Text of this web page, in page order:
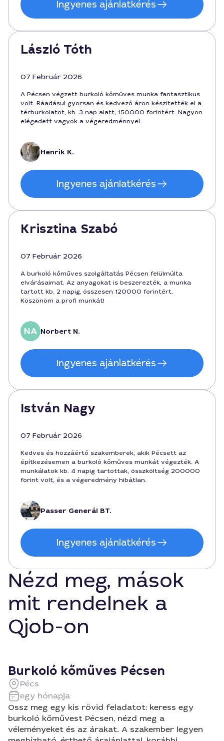
Ingyenes ajánlatkérés
László Tóth
07 Február 2026
A Pécsen végzett burkoló kőműves munka fantasztikus
volt. Ráadásul gyorsan és kedvező áron készítették el a
térburkolatot, kb. 3 nap alatt, 150000 forintért. Nagyon
elégedett vagyok a végeredménnyel.
Henrik K.
Ingyenes ajánlatkérés
Krisztina Szabó
07 Február 2026
A burkoló kőműves szolgáltatás Pécsen felülmúlta
elvárásaimat. Az anyagokat is beszerezték, a munka
tartott kb. 2 napig, összesen 120000 forintért.
Köszönöm a profi munkát!
Norbert N.
Ingyenes ajánlatkérés
István Nagy
07 Február 2026
Kedves és hozzáértő szakemberek, akik Pécsett az
építkezésemen a burkoló kőműves munkát végezték. A
munkálatok kb. 4 napig tartottak, összköltség 200000
forint volt, és a végeredmény hibátlan.
Passer Generál BT.
Ingyenes ajánlatkérés
Nézd meg, mások
mit rendelnek a
Qjob-on
Burkoló kőműves Pécsen
Pécs
egy hónapja
Ossz meg egy kis rövid feladatot: keress egy
burkoló kőművest Pécsen, nézd meg a
véleményeket és az árakat. A szakember legyen